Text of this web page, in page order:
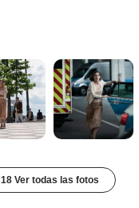
18 Ver todas las fotos